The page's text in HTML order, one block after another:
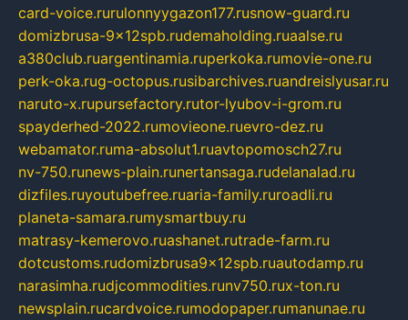
card-voice.rurulonnyygazon177.rusnow-guard.ru
domizbrusa-9x12spb.rudemaholding.ruaalse.ru
a380club.ruargentinamia.ruperkoka.rumovie-one.ru
perk-oka.rug-octopus.rusibarchives.ruandreislyusar.ru
naruto-x.rupursefactory.rutor-lyubov-i-grom.ru
spayderhed-2022.rumovieone.ruevro-dez.ru
webamator.ruma-absolut1.ruavtopomosch27.ru
nv-750.runews-plain.runertansaga.rudelanalad.ru
dizfiles.ruyoutubefree.ruaria-family.ruroadli.ru
planeta-samara.rumysmartbuy.ru
matrasy-kemerovo.ruashanet.rutrade-farm.ru
dotcustoms.rudomizbrusa9x12spb.ruautodamp.ru
narasimha.rudjcommodities.runv750.rux-ton.ru
newsplain.rucardvoice.rumodopaper.rumanunae.ru